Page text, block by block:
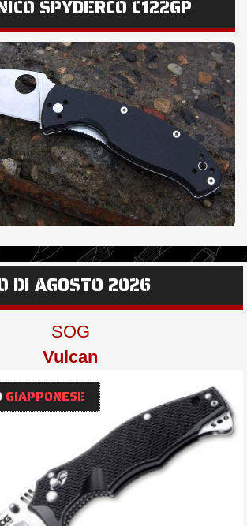
SPYDERCO C122GP
DI AGOSTO 2026
SOG
Vulcan
GIAPPONESE